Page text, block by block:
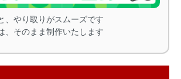
、やり取りがスムーズです
、そのまま制作いたします